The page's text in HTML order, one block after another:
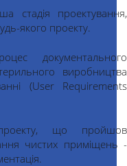
стадія проектування,
якого проекту.
документального
виробництва
(User Requirements
що пройшов
чистих приміщень -